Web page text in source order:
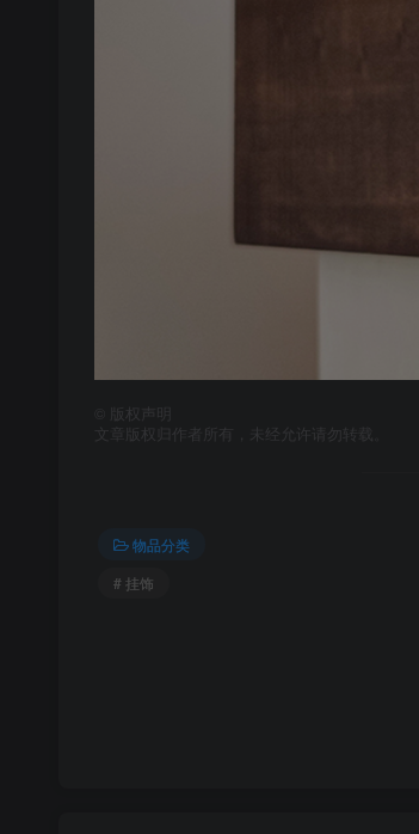
版权声明
文章版权归作者所有，未经允许请勿转载。
物品分类
# 挂饰